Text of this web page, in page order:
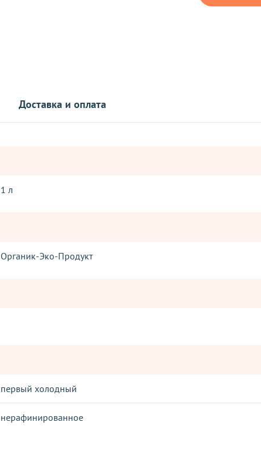
Доставка и оплата
1 л
Органик-Эко-Продукт
первый холодный
нерафинированное